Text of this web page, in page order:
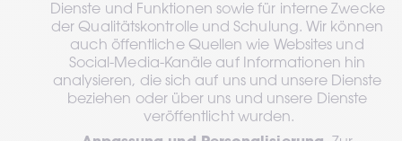
Dienste und Funktionen sowie für interne Zwecke
der Qualitätskontrolle und Schulung. Wir können
auch öffentliche Quellen wie Websites und
Social-Media-Kanäle auf Informationen hin
analysieren, die sich auf uns und unsere Dienste
beziehen oder über uns und unsere Dienste
veröffentlicht wurden.